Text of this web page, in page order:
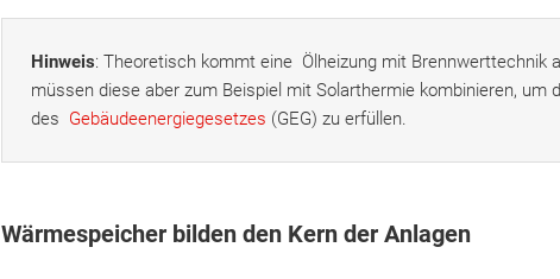
Hinweis: Theoretisch kommt eine Ölheizung mit Brennwerttechnik
müssen diese aber zum Beispiel mit Solarthermie kombinieren, um
des Gebäudeenergiegesetzes (GEG) zu erfüllen.
Wärmespeicher bilden den Kern der Anlagen